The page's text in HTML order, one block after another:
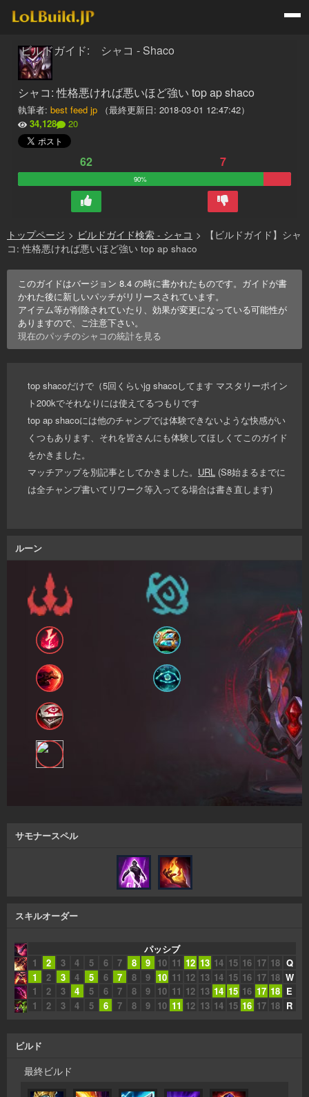
ビルドガイド: シャコ - Shaco
シャコ: 性格悪ければ悪いほど強い top ap shaco
執筆者: best feed jp （最終更新日: 2018-03-01 12:47:42）
34,128
20
62 7
90%
トップページ > ビルドガイド検索 - シャコ >
【ビルドガイド】シャ
コ: 性格悪ければ悪いほど強い top ap shaco
このガイドはバージョン8.4 の時に書かれたものです。ガイドが書
かれた後に新しいパッチがリリースされています。
アイテム等が削除されていたり、効果が変更になっている可能性が
ありますので、ご注意下さい。
現在のパッチのシャコの統計を見る
top shacoだけで（5回くらいjg shacoしてます マスタリーポイン
ト200kでそれなりには使えてるつもりです
top ap shacoには他のチャンプでは体験できないような快感がい
くつもあります、それを皆さんにも体験してほしくてこのガイド
をかきました。
マッチアップを別記事としてかきました。 URL (S8始まるまでに
は全チャンプ書いてリワーク等入ってる場合は書き直します)
ルーン
サモナースペル
スキルオーダー
パッシブ
1
2 3 4 5 6 7 8 9 10 11 12 13 14 15 16 17 18 Q
1
2 3 4 5 6 7 8 9 10 11 12 13 14 15 16 17 18 W
1
2 3 4 5 6 7 8 9 10 11 12 13 14 15 16 17 18 E
1
2 3 4 5 6 7 8 9 10 11 12 13 14 15 16 17 18 R
ビルド
最終ビルド